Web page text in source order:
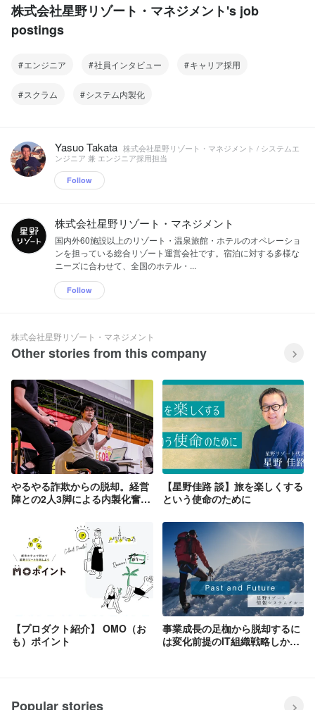
株式会社星野リゾート・マネジメント's job
postings
エンジニア 社員インタビュー キャリア採用
スクラム システム内製化
Yasuo Takata 株式会社星野リゾート・マネジメント / システムエ
ンジニア 兼 エンジニア採用担当
Follow
株式会社星野リゾート・マネジメント
国内外60施設以上のリゾート・温泉旅館・ホテルのオペレーショ
ンを担っている総合リゾート運営会社です。 宿泊に対する多様な
ニーズに合わせて、全国のホテル・...
Follow
株式会社星野リゾート・マネジメント
Other stories from this company
やるやる詐欺からの脱却。経営
陣との2人3脚による内製化奮闘
【星野佳路 談】旅を楽しくする
という使命のために
【プロダクト紹介】 OMO（お
も）ポイント
事業成長の足枷から脱却するに
は変化前提のIT組織戦略しかな
Popular stories